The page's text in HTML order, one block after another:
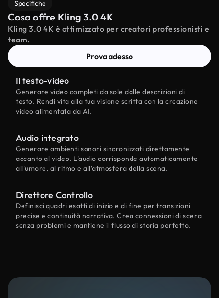
Specifiche
Cosa offre Kling 3.0 4K
Kling 3.0 4K è ottimizzato per creatori professionisti e
team.
Prova adesso
Il testo-video
Generare video completi da sole dalle descrizioni di
testo. Rendi vita alla tua visione scritta con la creazione
video alimentata da AI.
Audio integrato
Generare ambienti sonori sincronizzati direttamente
accanto al video. L'audio corrisponde automaticamente
all'umore, al ritmo e all'atmosfera della scena.
Direttore Controllo
Definisci quadri esatti di inizio e di fine per transizioni
precise e continuità narrativa. Crea connessioni di scena
senza problemi e mantiene il flusso di storia perfetto.